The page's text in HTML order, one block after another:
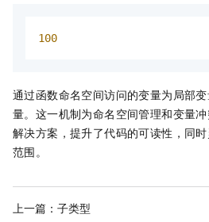
100
通过函数命名空间访问的变量为局部
量。这一机制为命名空间管理和变量
解决方案，提升了代码的可读性，同
范围。
上一篇： 子类型